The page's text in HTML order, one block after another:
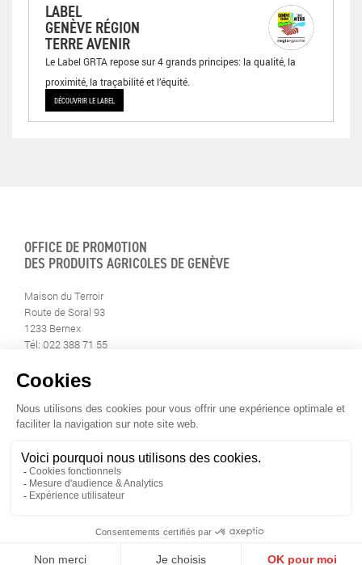
LABEL
GENÈVE RÉGION
TERRE AVENIR
Le Label GRTA repose sur 4 grands principes: la qualité, la
proximité, la traçabilité et l’équité.
DÉCOUVRIR LE LABEL
OFFICE DE PROMOTION
DES PRODUITS AGRICOLES DE GENÈVE
Maison du Terroir
Route de Soral 93
1233 Bernex
Tél: 022 388 71 55
info@geneveterroir.ge.ch
RESTEZ AU CONTACT DE
TOUTE L’ACTUALITÉ DU TERROIR
TÉLÉCHARGEZ L’APP GENÈVE-TERROIR